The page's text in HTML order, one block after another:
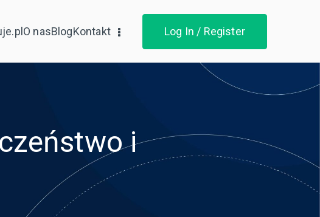
O nasBlogKontakt Log In / Register
i